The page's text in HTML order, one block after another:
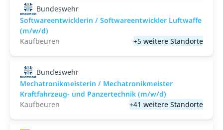
Bundeswehr
Softwareentwicklerin / Softwareentwickler Luftwaffe
(m/w/d)
Kaufbeuren
+5 weitere Standorte
Bundeswehr
Mechatronikmeisterin / Mechatronikmeister
Kraftfahrzeug- und Panzertechnik (m/w/d)
Kaufbeuren
+41 weitere Standorte